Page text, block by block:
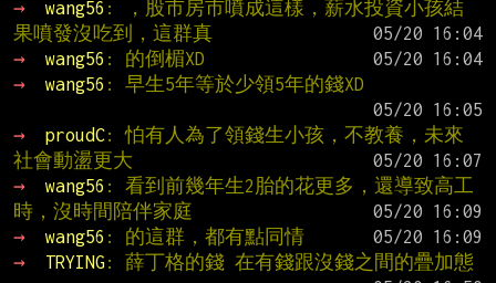
→
wang56 : ，股市房市噴成這樣，薪水投資小孩結
果噴發沒吃到，這群真
→
wang56 : 的倒楣XD
→
wang56 : 早生5年等於少領5年的錢XD
→
proudC: 怕有人為了領錢生小孩，不教養，未來
社會動盪更大
→
wang56 : 看到前幾年生2胎的花更多，還導致高工
時，沒時間陪伴家庭
→
wang56 : 的這群，都有點同情
→
TRYING: 薛丁格的錢 在有錢跟沒錢之間的疊加態